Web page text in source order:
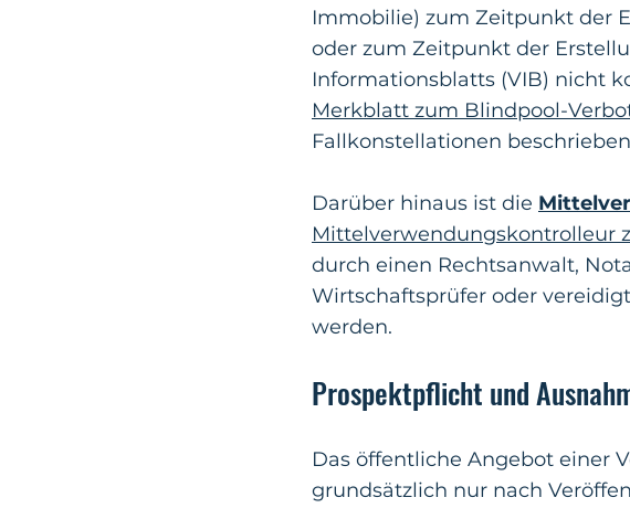
Immobilie) zum Zeitpunkt der
oder zum Zeitpunkt der
Informationsblatts (VIB) nicht
Merkblatt zum Blindpool-
Fallkonstellationen
Darüber hinaus ist die
Mittelverwendungskontrolleur
durch einen Rechtsanwalt,
Wirtschaftsprüfer oder
werden.
Prospektpflicht und
Das öffentliche Angebot einer
grundsätzlich nur nach